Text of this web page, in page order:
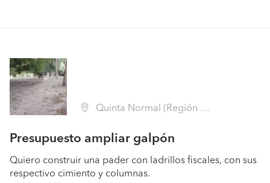
Quinta Normal (Región Metropolitana - Santiago)
Presupuesto ampliar galpón
Quiero construir una pader con ladrillos fiscales, con sus
respectivo cimiento y columnas.